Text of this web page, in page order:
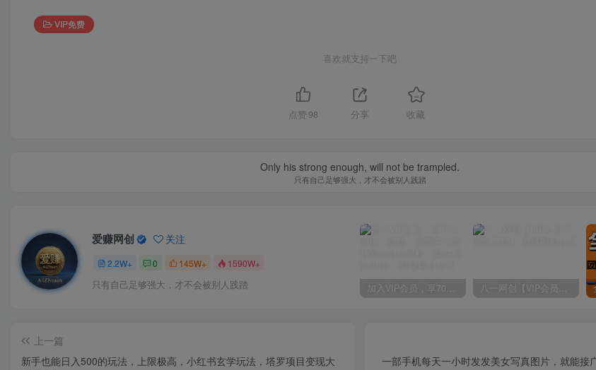
VIP免费
喜欢就支持一下吧
点赞 98 分享 收藏
Only his strong enough, will not be trampled.
只有自己足够强大，才不会被别人践踏
爱赚网创 关注
2.2W+ 0 145W+ 1590W+
只有自己足够强大，才不会被别人践踏 加入VIP会员，享70%的推广提成，免费学习多种网上创业课程，菜鸟秒变大神！ 八一网创【VIP会员专属交流群】
上一篇
新手也能日入500的玩法，上限极高，小红书玄学玩法，塔罗项目变现大
一部手机每天一小时发发美女写真图片，就能接